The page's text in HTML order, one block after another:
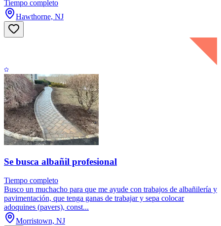
Tiempo completo
Hawthorne, NJ
Se busca albañil profesional
Tiempo completo
Busco un muchacho para que me ayude con trabajos de albañilería y
pavimentación, que tenga ganas de trabajar y sepa colocar
adoquines (pavers), const...
Morristown, NJ